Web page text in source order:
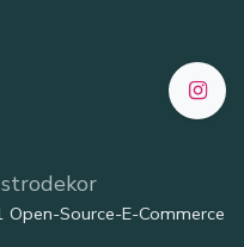
Open-Source-E-Commerce